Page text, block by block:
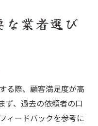
な業者選び
る際、顧客満足度が高
ず、過去の依頼者の口
ィードバックを参考に